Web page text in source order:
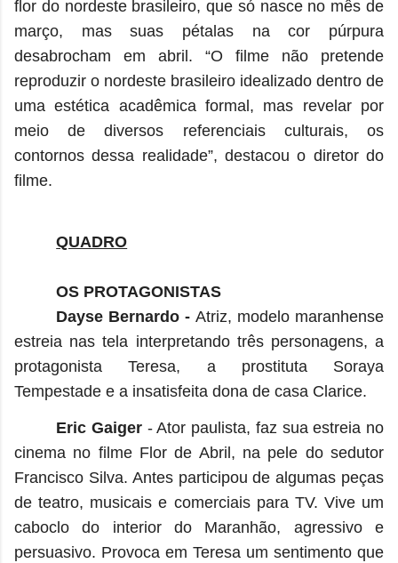
flor do nordeste brasileiro, que só nasce no mês de
março, mas suas pétalas na cor púrpura
desabrocham em abril. “O filme não pretende
reproduzir o nordeste brasileiro idealizado dentro de
uma estética acadêmica formal, mas revelar por
meio de diversos referenciais culturais, os
contornos dessa realidade”, destacou o diretor do
filme.
QUADRO
OS PROTAGONISTAS
Dayse Bernardo -Atriz, modelo maranhense
estreia nas tela interpretando três personagens, a
protagonista Teresa, a prostituta Soraya
Tempestade e a insatisfeita dona de casa Clarice.
Eric Gaiger - Ator paulista, faz sua estreia no
cinema no filme Flor de Abril, na pele do sedutor
Francisco Silva. Antes participou de algumas peças
de teatro, musicais e comerciais para TV. Vive um
caboclo do interior do Maranhão, agressivo e
persuasivo. Provoca em Teresa um sentimento que